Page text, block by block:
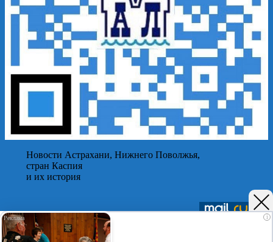
Новости Астрахани, Нижнего Поволжья,
стран Каспия
и их история
i
Подписывайтесь на нас в
©Астраханский листок.